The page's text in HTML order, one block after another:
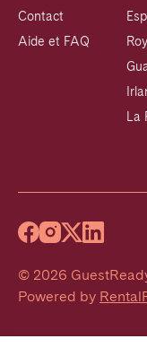
Contact
Aide et FAQ
La
© 2026
Powered by